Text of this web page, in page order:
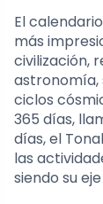
El
más
civilización,
astronomía,
ciclos
365 días,
días, el
las
siendo su